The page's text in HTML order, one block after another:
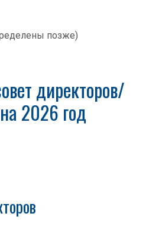
позже)
директоров/
2026 год